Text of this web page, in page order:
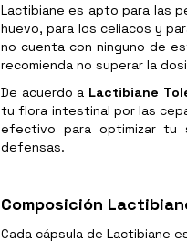
Lactibiane es apto para las
huevo, para los celiacos y
no cuenta con ninguno de
recomienda no superar la
De acuerdo a Lactibiane
tu flora intestinal por las
efectivo para optimizar tu
defensas.
Composición
Cada cápsula de Lactibiane